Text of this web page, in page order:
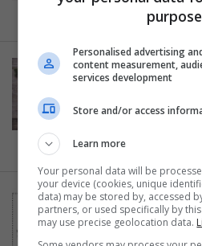
04.02.2015
WEEKEND
πορτοφόλι:
30.01.2015
WEEKEND
Personalised advertising
content measurement,
services development
Store and/or access
Learn more
Your personal data will be
your device (cookies, unique
data) may be stored by, accessed
partners, or used specifically by
may use precise geolocation data.